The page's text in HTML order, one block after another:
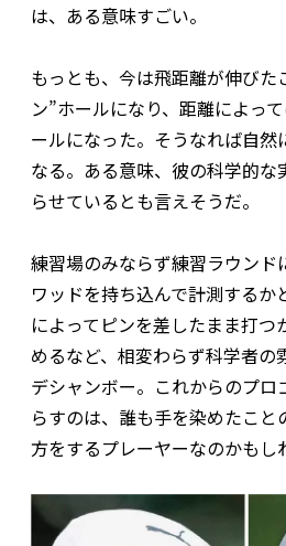
は、ある意味すごい。
もっとも、今は飛距離が伸びた
ン”ホールになり、距離によっ
ールになった。そうなれば自然
なる。ある意味、彼の科学的
らせているとも言えそうだ。
練習場のみならず練習ラウンド
ワッドを持ち込んで計測する
によってピンを差したまま打
めるなど、相変わらず科学者の
デシャンボー。これからのプロ
らすのは、誰も手を染めたこ
方をするプレーヤーなのかもし